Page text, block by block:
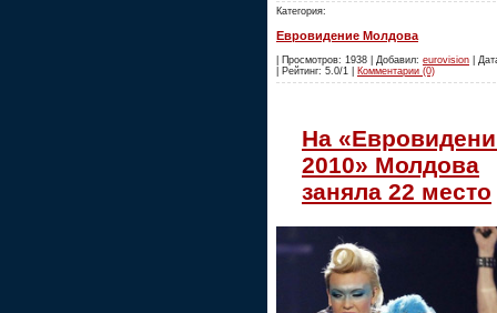
Категория:
Евровидение Молдова
| Просмотров: 1938 | Добавил: eurovision |
| Рейтинг: 5.0/1 | Комментарии (0)
На
2010» Молдова
заняла 22 место